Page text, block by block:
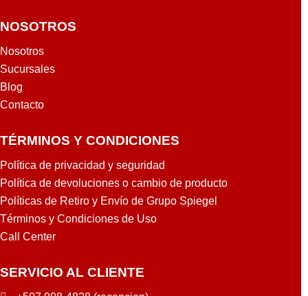
NOSOTROS
Nosotros
Sucursales
Blog
Contacto
TÉRMINOS Y CONDICIONES
Política de privacidad y seguridad
Política de devoluciones o cambio de producto
Políticas de Retiro y Envío de Grupo Spiegel
Términos y Condiciones de Uso
Call Center
SERVICIO AL CLIENTE